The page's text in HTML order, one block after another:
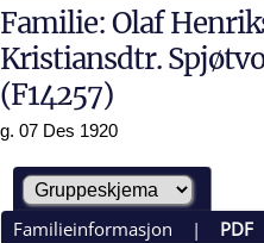
Familie: Olaf
Kristiansdtr.
(F14257)
g. 07 Des 1920
Familieinformasjon | PDF